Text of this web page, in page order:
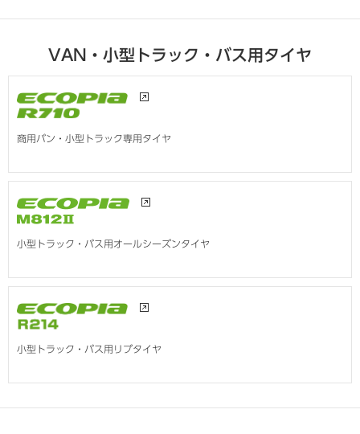
VAN・小型トラック・バス用タイヤ
商用バン・小型トラック専用タイヤ
小型トラック・バス用オールシーズンタイヤ
小型トラック・バス用リブタイヤ